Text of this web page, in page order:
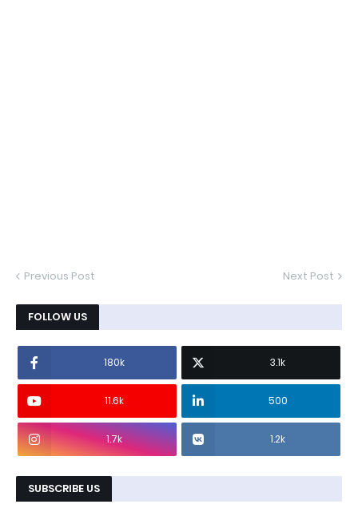
Previous Post Next Post
FOLLOW US
180k 3.1k
11.6k 500
1.7k 1.2k
SUBSCRIBE US